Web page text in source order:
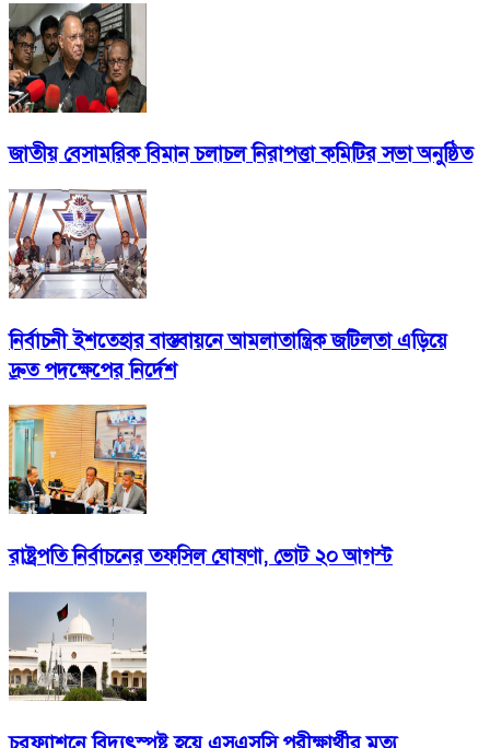
জাতীয় বেসামরিক বিমান চলাচল নিরাপত্তা কমিটির সভা অনুষ্ঠিত
নির্বাচনী ইশতেহার বাস্তবায়নে আমলাতান্ত্রিক জটিলতা এড়িয়ে
দ্রুত পদক্ষেপের নির্দেশ
রাষ্ট্রপতি নির্বাচনের তফসিল ঘোষণা, ভোট ২০ আগস্ট